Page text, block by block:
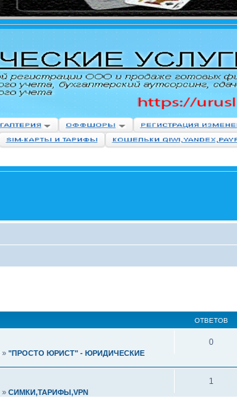
ОТВЕТОВ
» "ПРОСТО ЮРИСТ" - ЮРИДИЧЕСКИЕ
0
» СИМКИ,ТАРИФЫ,VPN
1